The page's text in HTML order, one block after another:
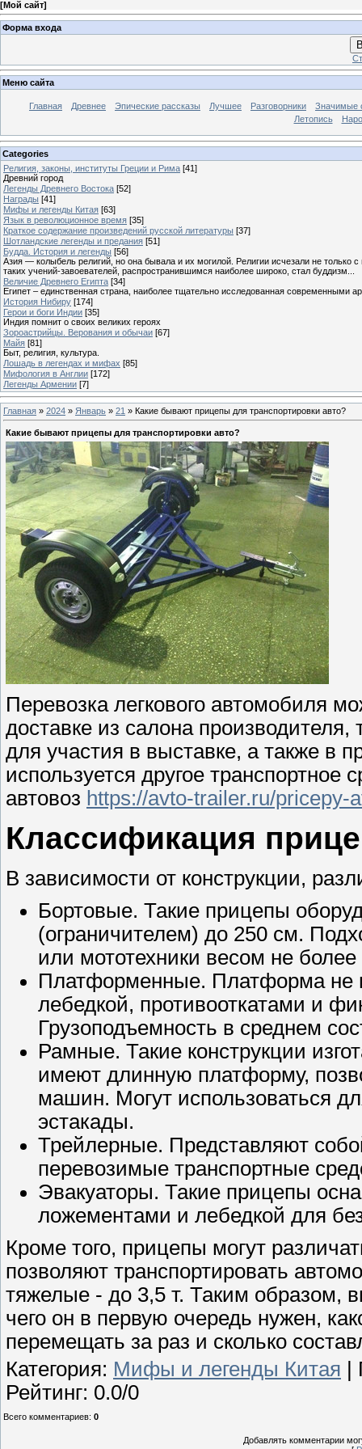
[Мой сайт]
Форма входа
Меню сайта
Главная Древнее Эпические рассказы Лучшее Разговорники
Значимые
Летопись
Categories
Религия, законы, институты Греции и Рима [41]
Древний город
Легенды Древнего Востока [52]
Награды [41]
Мифы и легенды Китая [63]
Язык в революционное время [35]
Краткое содержание произведений русской литературы [37]
Шотландские легенды и предания [51]
Будда. История и легенды [56]
Азия — колыбель религий, но она бывала и их могилой. Религии исчезали не
таких учений-завоевателей, распространившимся наиболее широко, стал буддизм...
Величие Древнего Египта [34]
Египет – единственная страна, наиболее тщательно исследованная современными
История Нибиру [174]
Герои и боги Индии [35]
Индия помнит о своих великих героях
Зороастрийцы. Верования и обычаи [67]
Майя [81]
Быт, религия, культура.
Лошадь в легендах и мифах [85]
Мифология в Англии [172]
Легенды Армении [7]
Главная » 2024 » Январь » 21 » Какие бывают прицепы для транспортировки авто?
Какие бывают прицепы для транспортировки авто?
Перевозка легкового автомобиля
доставке из салона производителя,
для участия в выставке, а также в
используется другое транспортное
автовоз https://avto-trailer.ru/pricepy-
Классификация
В зависимости от конструкции,
Бортовые. Такие прицепы
(ограничителем) до 250 см.
или мототехники весом не более
Платформенные. Платформа не
лебедкой, противооткатами и
Грузоподъемность в среднем
Рамные. Такие конструкции
имеют длинную платформу,
машин. Могут использоваться
эстакады.
Трейлерные. Представляют
перевозимые транспортные
Эвакуаторы. Такие прицепы
ложементами и лебедкой для
Кроме того, прицепы могут
позволяют транспортировать
тяжелые - до 3,5 т. Таким образом,
чего он в первую очередь нужен,
перемещать за раз и сколько
Категория: Мифы и легенды Китая
Рейтинг: 0.0/0
Всего комментариев: 0
Добавлять комментарии